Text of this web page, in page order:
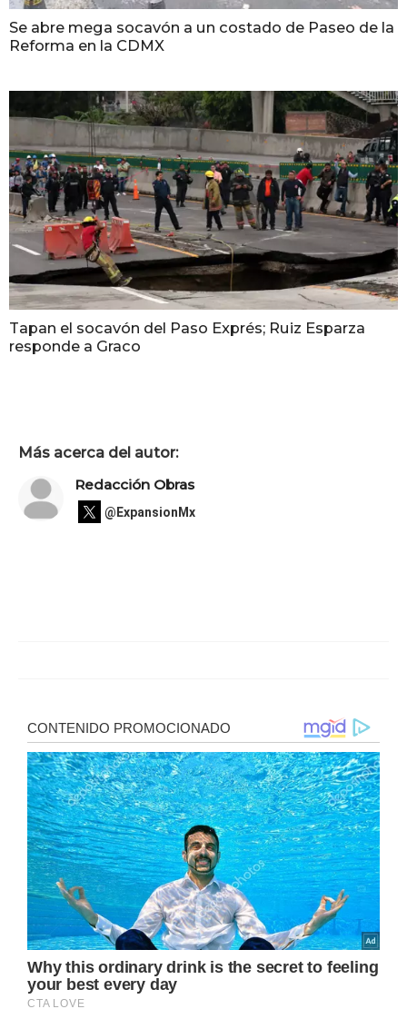
Se abre mega socavón a un costado de Paseo de la
Reforma en la CDMX
Tapan el socavón del Paso Exprés; Ruiz Esparza
responde a Graco
Más acerca del autor:
Redacción Obras
@ExpansionMx